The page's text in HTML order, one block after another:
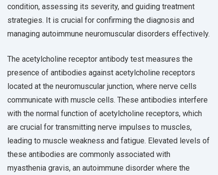
condition, assessing its severity, and guiding treatment
strategies. It is crucial for confirming the diagnosis and
managing autoimmune neuromuscular disorders effectively.
The acetylcholine receptor antibody test measures the
presence of antibodies against acetylcholine receptors
located at the neuromuscular junction, where nerve cells
communicate with muscle cells. These antibodies interfere
with the normal function of acetylcholine receptors, which
are crucial for transmitting nerve impulses to muscles,
leading to muscle weakness and fatigue. Elevated levels of
these antibodies are commonly associated with
myasthenia gravis, an autoimmune disorder where the